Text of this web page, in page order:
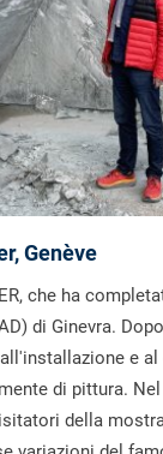
Genève
che ha
di Ginevra.
e
di pittura.
della